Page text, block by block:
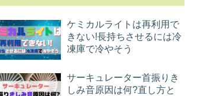
ケミカルライトは再利用で
きない!長持ちさせるには冷
凍庫で冷やそう
サーキュレーター首振りき
しみ音原因は何?直し方と